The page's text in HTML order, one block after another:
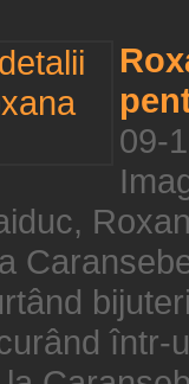
09-